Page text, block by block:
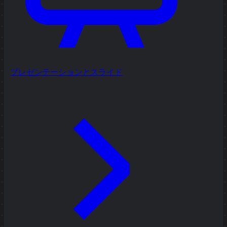
プレゼンテーションとスライド